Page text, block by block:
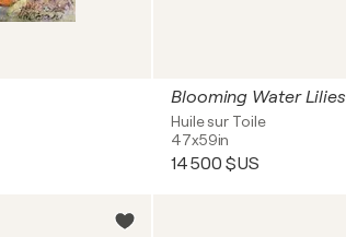
Blooming Water Lilies
Huile sur Toile
47x59in
14 500 $US